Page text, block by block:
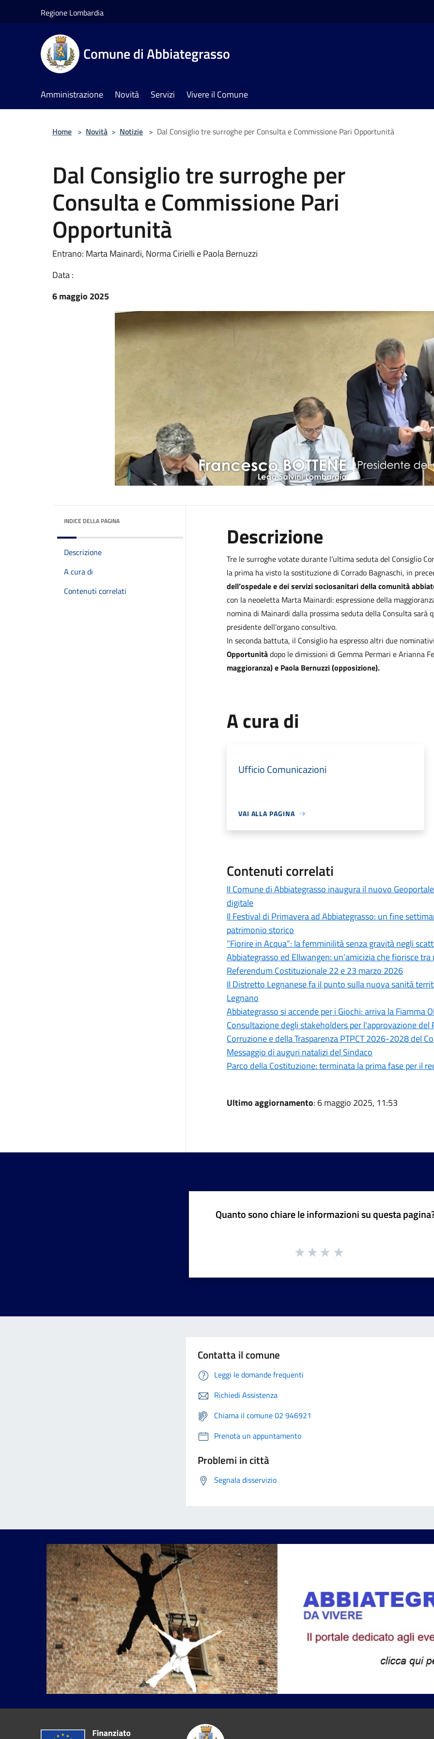
Regione Lombardia
Comune di Abbiategrasso
Amministrazione Novità Servizi Vivere il Comune
Home > Novità > Notizie > Dal Consiglio tre surroghe per Consulta e Commissione Pari Opportunità
Dal Consiglio tre surroghe per
Consulta e Commissione Pari
Opportunità
Entrano: Marta Mainardi, Norma Cirielli e Paola Bernuzzi
Data :
6 maggio 2025
INDICE DELLA PAGINA
Descrizione
A cura di
Contenuti correlati
Descrizione
Tre le surroghe votate durante l’ultima seduta del Consiglio
la prima ha visto la sostituzione di Corrado Bagnaschi, in
dell’ospedale e dei servizi sociosanitari della comunità
con la neoeletta Marta Mainardi: espressione della
nomina di Mainardi dalla prossima seduta della Consulta sarà
presidente dell’organo consultivo.
In seconda battuta, il Consiglio ha espresso altri due
Opportunitàdopo le dimissioni di Gemma Permari e Arianna
maggioranza) e Paola Bernuzzi (opposizione).
A cura di
Ufficio Comunicazioni
VAI ALLA PAGINA
Contenuti correlati
Il Comune di Abbiategrasso inaugura il nuovo
digitale
Il Festival di Primavera ad Abbiategrasso: un fine
patrimonio storico
“Fiorire in Acqua”: la femminilità senza gravità negli
Abbiategrasso ed Ellwangen: un’amicizia che fiorisce
Referendum Costituzionale 22 e 23 marzo 2026
Il Distretto Legnanese fa il punto sulla nuova sanità
Legnano
Abbiategrasso si accende per i Giochi: arriva la Fiamma
Consultazione degli stakeholders per l'approvazione
Corruzione e della Trasparenza PTPCT 2026-2028 del
Messaggio di auguri natalizi del Sindaco
Parco della Costituzione: terminata la prima fase per il
Ultimo aggiornamento: 6 maggio 2025, 11:53
Quanto sono chiare le informazioni su questa
Contatta il comune
Leggi le domande frequenti
Richiedi Assistenza
Chiama il comune 02 946921
Prenota un appuntamento
Problemi in città
Segnala disservizio